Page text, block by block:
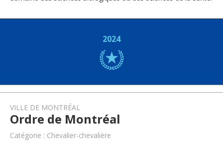
2024
VILLE DE MONTRÉAL
Ordre de Montréal
Catégorie : Chevalier-chevalière